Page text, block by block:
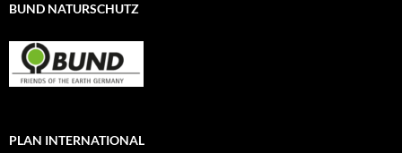
BUND NATURSCHUTZ
PLAN INTERNATIONAL